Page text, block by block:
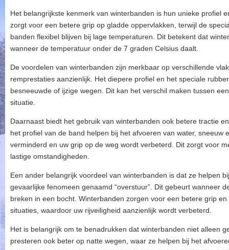
Het belangrijkste kenmerk van winterbanden is hun unieke profiel
zorgt voor een betere grip op gladde oppervlakken, terwijl de
banden flexibel blijven bij lage temperaturen. Dit betekent dat
wanneer de temperatuur onder de 7 graden Celsius daalt.
De voordelen van winterbanden zijn merkbaar op verschillende
remprestaties aanzienlijk. Het diepere profiel en het speciale
besneeuwde of ijzige wegen. Dit kan het verschil maken tussen
situatie.
Daarnaast biedt het gebruik van winterbanden ook betere tractie
het profiel van de band helpen bij het afvoeren van water, sneeuw
verminderd en uw grip op de weg wordt verbeterd. Dit zorgt voor
lastige omstandigheden.
Een ander belangrijk voordeel van winterbanden is dat ze helpen
gevaarlijke fenomeen genaamd “overstuur”. Dit gebeurt wanneer
breken in een bocht. Winterbanden zorgen voor een betere grip
situaties, waardoor uw rijveiligheid aanzienlijk wordt verbeterd.
Het is belangrijk om te benadrukken dat winterbanden niet alleen
presteren ook beter op natte wegen, waar ze helpen bij het